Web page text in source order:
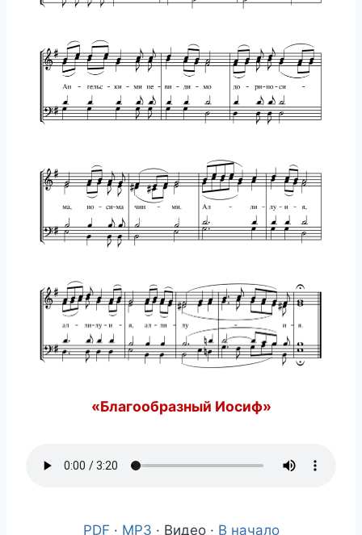
«Благообразный Иосиф»
PDF · MP3 · Видео · В начало